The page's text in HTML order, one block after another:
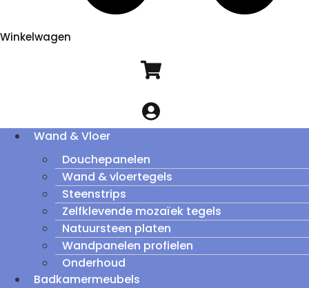
Winkelwagen
Wand & Vloer
Douchepanelen
Wand & vloertegels
Steenstrips
Zelfklevende mozaïek tegels
Natuursteen platen
Wandpanelen profielen
Onderhoud
Badkamermeubels